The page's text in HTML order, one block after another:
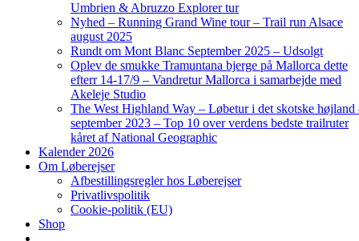
Umbrien & Abruzzo Explorer tur
Nyhed – Running Grand Wine tour – Trail run Alsace
august 2025
Rundt om Mont Blanc September 2025 – Udsolgt
Oplev de smukke Tramuntana bjerge på Mallorca dette
efterr 14-17/9 – Vandretur Mallorca i samarbejde med
Akeleje Studio
The West Highland Way – Løbetur i det skotske højland
september 2023 – Top 10 over verdens bedste trailruter
kåret af National Geographic
Kalender 2026
Om Løberejser
Afbestillingsregler hos Løberejser
Privatlivspolitik
Cookie-politik (EU)
Shop